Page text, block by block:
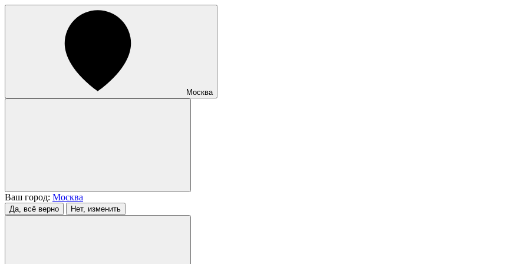
Москва
Ваш город: Москва
Да, всё верно Нет, изменить